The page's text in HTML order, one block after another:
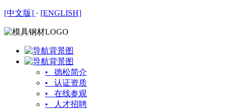
[中文版] · [ENGLISH]
• 德松简介
• 认证资质
• 在线参观
• 人才招聘